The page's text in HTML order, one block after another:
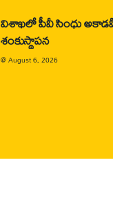
విశాఖలో పీవీ సింధు
శంకుస్థాపన
@August 6, 2026